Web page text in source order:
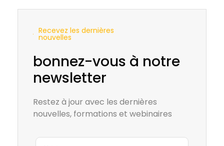
Recevez les dernières
nouvelles
bonnez-vous à notre
newsletter
Restez à jour avec les dernières
nouvelles, formations et webinaires